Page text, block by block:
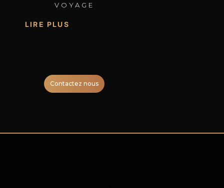
VOYAGE
LIRE PLUS
Contactez nous